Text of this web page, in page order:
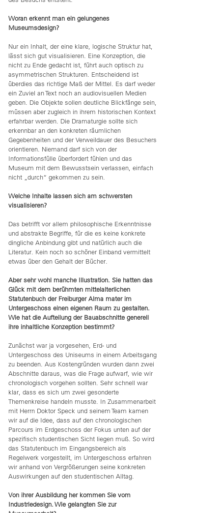
Woran erkennt man ein gelungenes
Museumsdesign?
Nur ein Inhalt, der eine klare, logische Struktur hat,
lässt sich gut visualisieren. Eine Konzeption, die
nicht zu Ende gedacht ist, führt auch optisch zu
asymmetrischen Strukturen. Entscheidend ist
überdies das richtige Maß der Mittel. Es darf weder
ein Zuviel an Text noch an audiovisuellen Medien
geben. Die Objekte sollen deutliche Blickfänge sein,
müssen aber zugleich in ihrem historischen Kontext
erfahrbar werden. Die Dramaturgie sollte sich
erkennbar an den konkreten räumlichen
Gegebenheiten und der Verweildauer des Besuchers
orientieren. Niemand darf sich von der
Informationsfülle überfordert fühlen und das
Museum mit dem Bewusstsein verlassen, einfach
nicht „durch“ gekommen zu sein.
Welche Inhalte lassen sich am schwersten
visualisieren?
Das betrifft vor allem philosophische Erkenntnisse
und abstrakte Begriffe, für die es keine konkrete
dingliche Anbindung gibt und natürlich auch die
Literatur. Kein noch so schöner Einband vermittelt
etwas über den Gehalt der Bücher.
Aber sehr wohl manche Illustration. Sie hatten das
Glück mit dem berühmten mittelalterlichen
Statutenbuch der Freiburger Alma mater im
Untergeschoss einen eigenen Raum zu gestalten.
Wie hat die Aufteilung der Bauabschnitte generell
ihre inhaltliche Konzeption bestimmt?
Zunächst war ja vorgesehen, Erd- und
Untergeschoss des Uniseums in einem Arbeitsgang
zu beenden. Aus Kostengründen wurden dann zwei
Abschnitte daraus, was die Frage aufwarf, wie wir
chronologisch vorgehen sollten. Sehr schnell war
klar, dass es sich um zwei gesonderte
Themenkreise handeln musste. In Zusammenarbeit
mit Herrn Doktor Speck und seinem Team kamen
wir auf die Idee, dass auf den chronologischen
Parcours im Erdgeschoss der Fokus unten auf der
spezifisch studentischen Sicht liegen muß. So wird
das Statutenbuch im Eingangsbereich als
Regelwerk vorgestellt, im Untergeschoss erfahren
wir anhand von Vergrößerungen seine konkreten
Auswirkungen auf den studentischen Alltag.
Von ihrer Ausbildung her kommen Sie vom
Industriedesign. Wie gelangten Sie zur